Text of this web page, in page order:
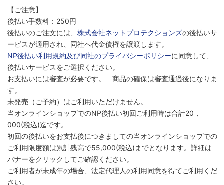
【ご注意】
後払い手数料：250円
後払いのご注文には、 株式会社ネットプロテクションズの後払いサ
ービスが適用され、同社へ代金債権を譲渡します。
NP後払い利用規約及び同社のプライバシーポリシーに同意して、
後払いサービスをご選択ください。
お支払いには審査が必要です。 商品の確保は審査通過後になりま
す。
未発売（ご予約）はご利用いただけません。
当オンラインショップでのNP後払い初回ご利用時は合計20，
000(税込)迄です。
初回の後払いをお支払後につきましての当オンラインショップでの
ご利用限度額は累計残高で55,000(税込)までとなります。詳細は
バナーをクリックしてご確認ください。
ご利用者が未成年の場合、法定代理人の利用同意を得てご利用くだ
さい。